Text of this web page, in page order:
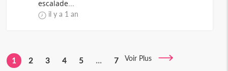
escalade...
il y a 1 an
1 2 3 4 5 ... 7 Voir Plus